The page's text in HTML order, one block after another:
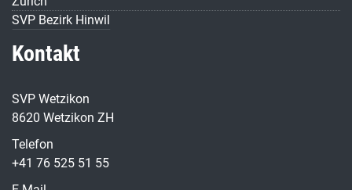
SVP Bezirk Hinwil
Kontakt
SVP Wetzikon
8620 Wetzikon ZH
Telefon
+41 76 525 51 55